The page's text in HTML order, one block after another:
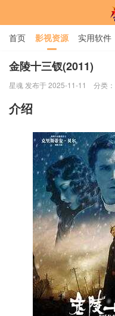
首页 影视资源 实用软件
用户中心 书籍 娱乐
金陵十三钗(2011)
星魂 发布于 2025-11-11 分类：
介绍